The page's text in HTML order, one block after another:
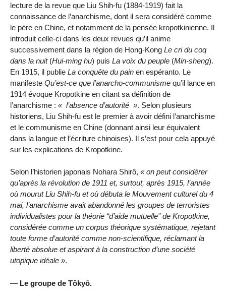
lecture de la revue que Liu Shih-fu (1884-1919) fait la
connaissance de l’anarchisme, dont il sera considéré comme
le père en Chine, et notamment de la pensée kropotkinienne. Il
introduit celle-ci dans les deux revues qu’il anime
successivement dans la région de Hong-Kong Le cri du coq
dans la nuit (Hui-ming hu) puis La voix du peuple (Min-sheng).
En 1915, il publie La conquête du pain en espéranto. Le
manifeste Qu’est-ce que l’anarcho-communisme qu’il lance en
1914 évoque Kropotkine en citant sa définition de
l’anarchisme :
l’absence d’autorité
. Selon plusieurs
historiens, Liu Shih-fu est le premier à avoir défini l’anarchisme
et le communisme en Chine (donnant ainsi leur équivalent
dans la langue et l’écriture chinoises). Il s’est pour cela appuyé
sur les explications de Kropotkine.
Selon l’historien japonais Nohara Shirô,
on peut considérer
qu’après la révolution de 1911 et, surtout, après 1915, l’année
où mourut Liu Shih-fu et où débuta le Mouvement culturel du 4
mai, l’anarchisme avait abandonné les groupes de terroristes
individualistes pour la théorie d’aide mutuelle de Kropotkine,
considérée comme un corpus théorique systématique, rejetant
toute forme d’autorité comme non-scientifique, réclamant la
liberté absolue et aspirant à la construction d’une société
utopique idéale
.
— Le groupe de Tôkyô.